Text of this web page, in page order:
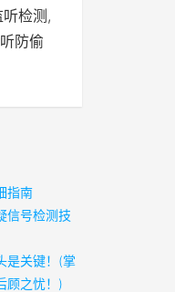
检测,
防偷
指南
信号检测技
是关键！(掌
顾之忧！)